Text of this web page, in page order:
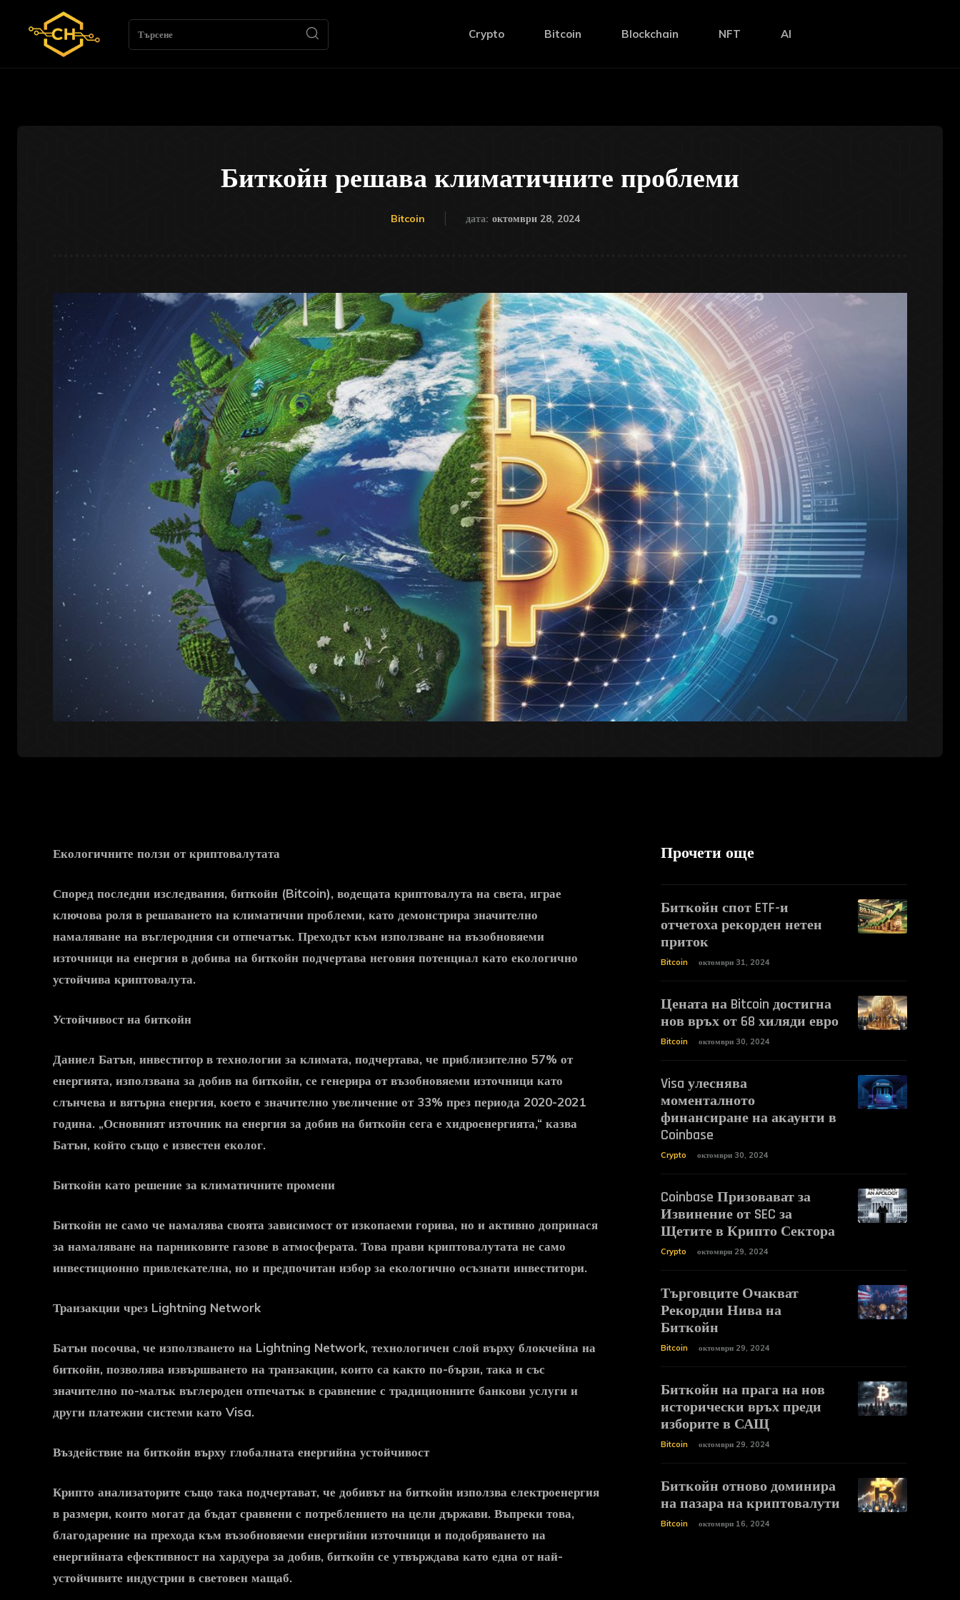
Търсене Crypto Bitcoin Blockchain NFT AI
Биткойн решава климатичните проблеми
Bitcoin дата: октомври 28, 2024
Екологичните ползи от криптовалутата
Според последни изследвания, биткойн (Bitcoin), водещата криптовалута на света, играе
ключова роля в решаването на климатични проблеми, като демонстрира значително
намаляване на въглеродния си отпечатък. Преходът към използване на възобновяеми
източници на енергия в добива на биткойн подчертава неговия потенциал като екологично
устойчива криптовалута.
Устойчивост на биткойн
Даниел Батън, инвеститор в технологии за климата, подчертава, че приблизително 57% от
енергията, използвана за добив на биткойн, се генерира от възобновяеми източници като
слънчева и вятърна енергия, което е значително увеличение от 33% през периода 2020-2021
година. „Основният източник на енергия за добив на биткойн сега е хидроенергията,“ казва
Батън, който също е известен еколог.
Биткойн като решение за климатичните промени
Биткойн не само че намалява своята зависимост от изкопаеми горива, но и активно допринася
за намаляване на парниковите газове в атмосферата. Това прави криптовалутата не само
инвестиционно привлекателна, но и предпочитан избор за екологично осъзнати инвеститори.
Транзакции чрез Lightning Network
Батън посочва, че използването на Lightning Network, технологичен слой върху блокчейна на
биткойн, позволява извършването на транзакции, които са както по-бързи, така и със
значително по-малък въглероден отпечатък в сравнение с традиционните банкови услуги и
други платежни системи като Visa.
Въздействие на биткойн върху глобалната енергийна устойчивост
Крипто анализаторите също така подчертават, че добивът на биткойн използва електроенергия
в размери, които могат да бъдат сравнени с потреблението на цели държави. Въпреки това,
благодарение на прехода към възобновяеми енергийни източници и подобряването на
енергийната ефективност на хардуера за добив, биткойн се утвърждава като една от най-
устойчивите индустрии в световен мащаб.
Прочети още
Биткойн спот ETF-и
отчетоха рекорден нетен
приток
Bitcoin октомври 31, 2024
Цената на Bitcoin достигна
нов връх от 68 хиляди евро
Bitcoin октомври 30, 2024
Visa улеснява
моменталното
финансиране на акаунти в
Coinbase
Crypto октомври 30, 2024
Coinbase Призовават за
Извинение от SEC за
Щетите в Крипто Сектора
Crypto октомври 29, 2024
Търговците Очакват
Рекордни Нива на
Биткойн
Bitcoin октомври 29, 2024
Биткойн на прага на нов
исторически връх преди
изборите в САЩ
Bitcoin октомври 29, 2024
Биткойн отново доминира
на пазара на криптовалути
Bitcoin октомври 16, 2024